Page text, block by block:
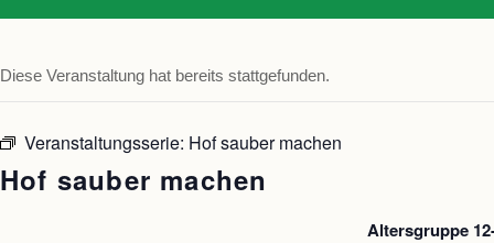
Diese Veranstaltung hat bereits stattgefunden.
Veranstaltungsserie: Hof sauber machen
Hof sauber machen
Altersgruppe